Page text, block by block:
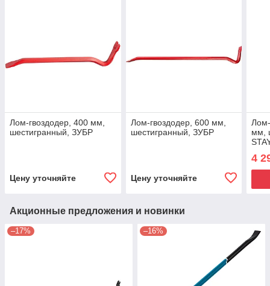
Лом-гвоздодер, 400 мм,
шестигранный, ЗУБР
Цену уточняйте
Лом-гвоздодер, 600 мм,
шестигранный, ЗУБР
Цену уточняйте
мм,
4
Акционные предложения и новинки
–17% –16%